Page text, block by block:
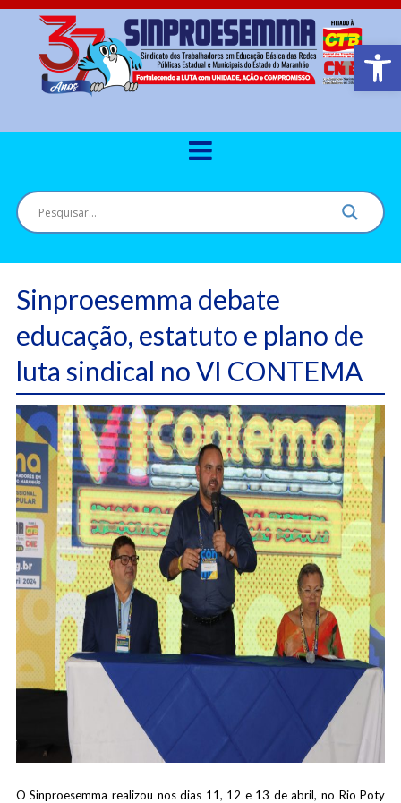
Barra de
Sinproesemma debate
educação, estatuto e plano de
luta sindical no VI CONTEMA
O Sinproesemma realizou nos dias 11, 12 e 13 de abril, no Rio Poty